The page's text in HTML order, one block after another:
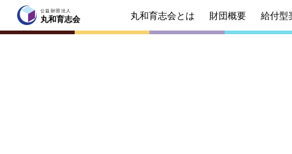
公益財団法人
丸和育志会
公益財団法人
丸和育志会 丸和育志会とは 財団概要 給付型